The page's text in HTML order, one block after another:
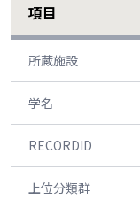
項目
所蔵施設
学名
RECORDID
上位分類群